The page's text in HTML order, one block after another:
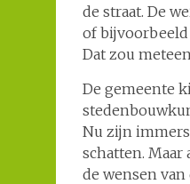
de straat. De
of bijvoorbeeld
Dat zou
De gemeente
Nu zijn
schatten.
de wensen